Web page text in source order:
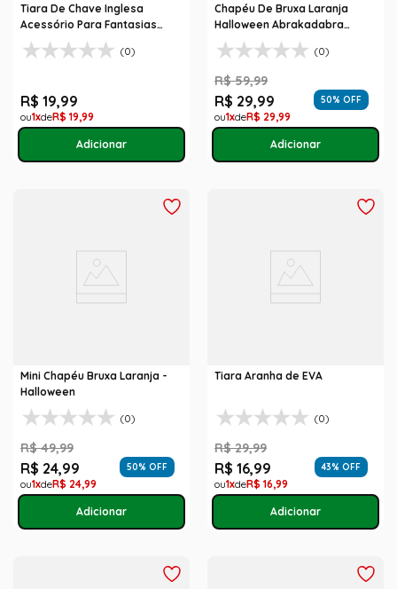
Tiara De Chave Inglesa
Acessório Para Fantasias
Halloween
(0)
R$ 19,99
1 R$ 19,99
Chapéu De Bruxa Laranja
Halloween Abrakadabra
Fantasias
(0)
R$ 59,99
R$ 29,99 50% OFF
1 R$ 29,99
Mini Chapéu Bruxa Laranja -
Halloween
(0)
R$ 49,99
R$ 24,99 50% OFF
1 R$ 24,99
Tiara Aranha de EVA
(0)
R$ 29,99
R$ 16,99 43% OFF
1 R$ 16,99